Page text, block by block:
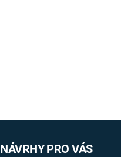
NÁVRHY PRO VÁS